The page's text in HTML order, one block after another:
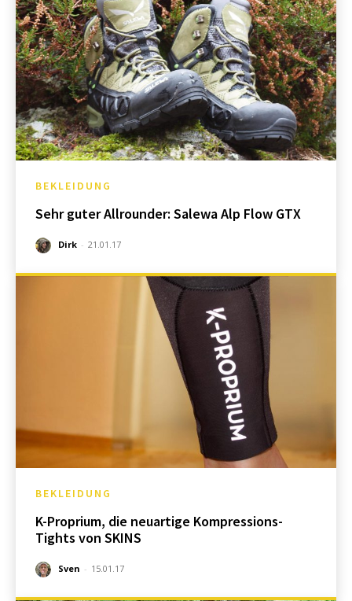
BEKLEIDUNG
Sehr guter Allrounder: Salewa Alp Flow GTX
Dirk - 21.01.17
BEKLEIDUNG
K-Proprium, die neuartige Kompressions-
Tights von SKINS
Sven - 15.01.17